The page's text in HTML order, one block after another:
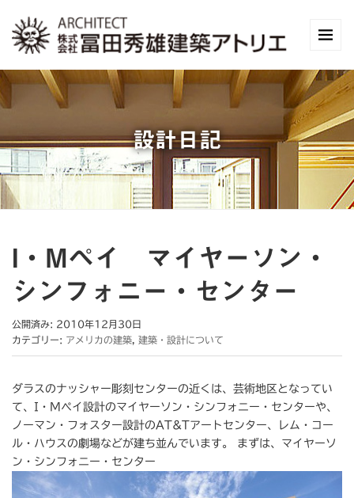
設計日記
I・Mペイ マイヤーソン・
シンフォニー・センター
公開済み: 2010年12月30日
カテゴリー: アメリカの建築 建築・設計について
ダラスのナッシャー彫刻センターの近くは、芸術地区となってい
て、I・Mペイ設計のマイヤーソン・シンフォニー・センターや、
ノーマン・フォスター設計のAT&Tアートセンター、レム・コー
ル・ハウスの劇場などが建ち並んでいます。 まずは、マイヤーソ
ン・シンフォニー・センター